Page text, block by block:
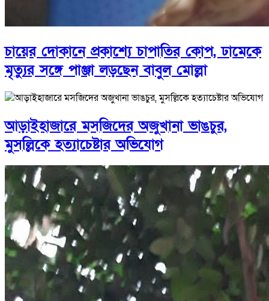
চায়ের দোকানে প্রকাশ্যে চাপাতির কোপ, ঢামেকে
মৃত্যুর সঙ্গে পাঞ্জা লড়ছেন বাবুল মোল্লা
আড়াইহাজারে মস‌জি‌দের অজুখানা ভাঙচুর,
মুসল্লিকে হত্যাচেষ্টার অভিযোগ